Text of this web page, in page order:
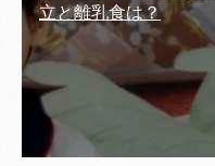
立と離乳食は？